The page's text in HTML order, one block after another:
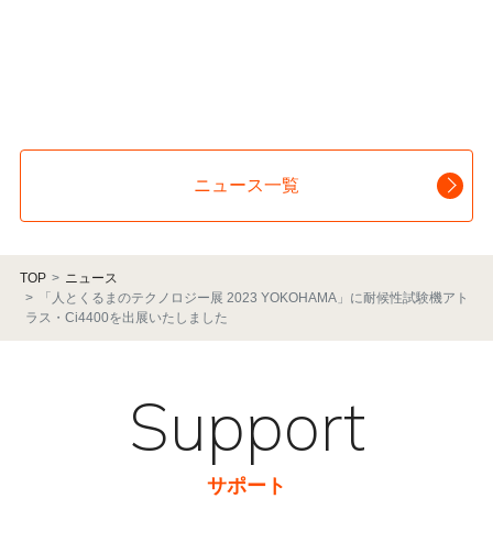
ニュース一覧
TOP
ニュース
「⼈とくるまのテクノロジー展 2023 YOKOHAMA」に耐候性試験機アト
ラス・Ci4400を出展いたしました
Support
サポート